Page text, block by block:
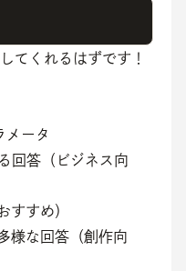
てくれるはずです！
メータ
回答（ビジネス向
すすめ）
様な回答（創作向